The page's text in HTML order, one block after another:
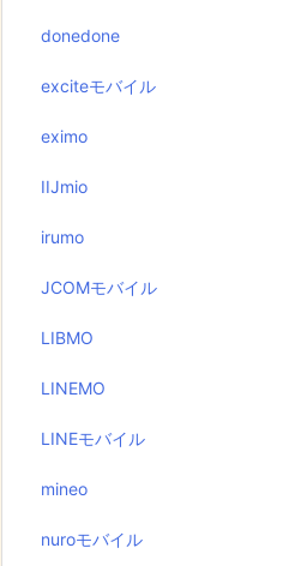
donedone
exciteモバイル
eximo
IIJmio
irumo
JCOMモバイル
LIBMO
LINEMO
LINEモバイル
mineo
nuroモバイル